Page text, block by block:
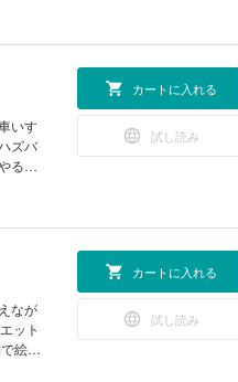
そび
ル
ぜ？
ペー
かけ
おう
カー
物
撮
（実
にな
気チ
いす
ズバ
るの
ーニ
な
み解
デン
で
カートに入れる
試し読み
なが
ット
絵を
カートに入れる
試し読み